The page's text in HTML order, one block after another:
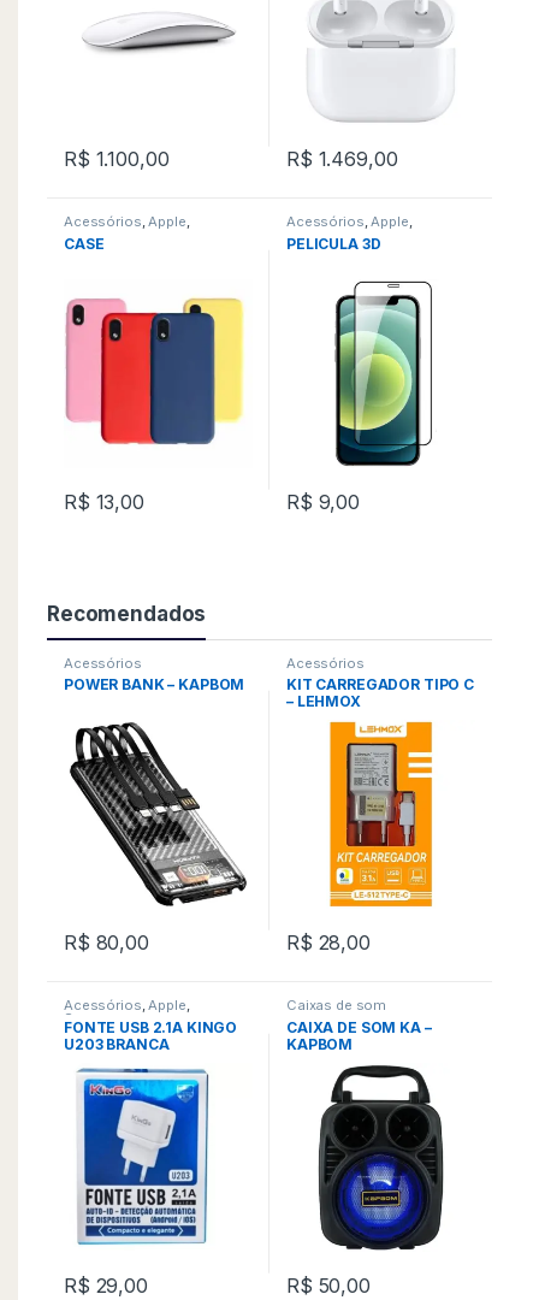
R$ 1.100,00 R$ 1.469,00
Acessórios,Apple,
Motorola
CASE
R$ 13,00
Acessórios,Apple,
Motorola ,Samsung
PELICULA 3D
R$ 9,00
Recomendados
Acessórios
POWER BANK – KAPBOM
R$ 80,00
Acessórios
KIT CARREGADOR TIPO C
– LEHMOX
R$ 28,00
Acessórios,Apple,
Samsung
FONTE USB 2.1A KINGO
U203 BRANCA
R$ 29,00
Caixas de som
CAIXA DE SOM KA –
KAPBOM
R$ 50,00